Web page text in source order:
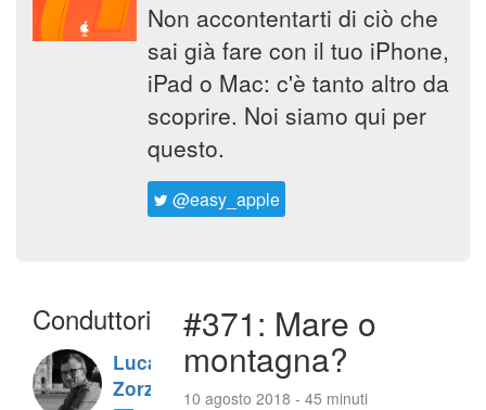
Non accontentarti di ciò che
sai già fare con il tuo iPhone,
iPad o Mac: c'è tanto altro da
scoprire. Noi siamo qui per
questo.
@easy_apple
Conduttori
Luca
Zorzi
#371: Mare o
montagna?
10 agosto 2018 - 45 minuti